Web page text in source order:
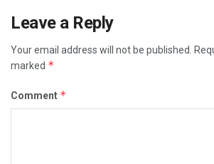
Leave a Reply
Your email address will not be published.
marked *
Comment *